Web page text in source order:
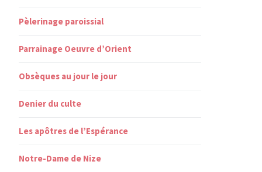
Pèlerinage paroissial
Parrainage Oeuvre d’Orient
Obsèques au jour le jour
Denier du culte
Les apôtres de l’Espérance
Notre-Dame de Nize